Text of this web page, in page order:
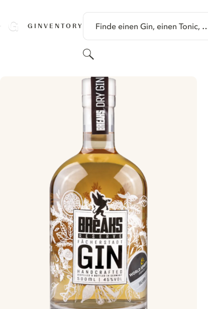
GINVENTORY Finde einen Gin, einen Tonic, …
Suchen